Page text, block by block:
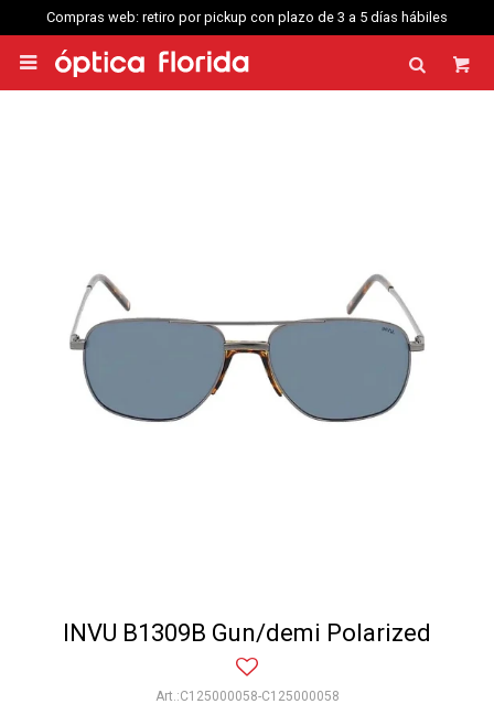
Compras web: retiro por pickup con plazo de 3 a 5 días hábiles

INVU B1309B Gun/demi Polarized
C125000058-C125000058